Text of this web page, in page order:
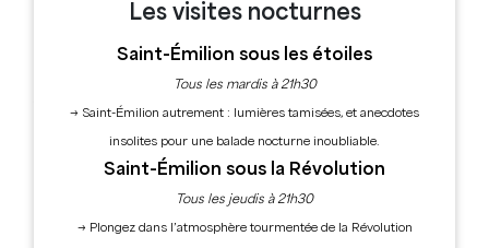
Inscrite au patrimoine mondial de l'humanité par
médiévales du Bordelais. Dégustations, visites de
châteaux, balades dans les vignes : l'histoire du Grand
VISITES PATRIMOINE
VISITES DE PROPRIÉTÉS VITICOLES
Les visites nocturnes
Saint-Émilion sous les étoiles
Tous les mardis à 21h30
→ Saint-Émilion autrement : lumières tamisées, et anecdotes
insolites pour une balade nocturne inoubliable.
Saint-Émilion sous la Révolution
Tous les jeudis à 21h30
→ Plongez dans l’atmosphère tourmentée de la Révolution